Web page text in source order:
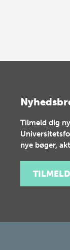
Tilmeld dig
nye bøger,